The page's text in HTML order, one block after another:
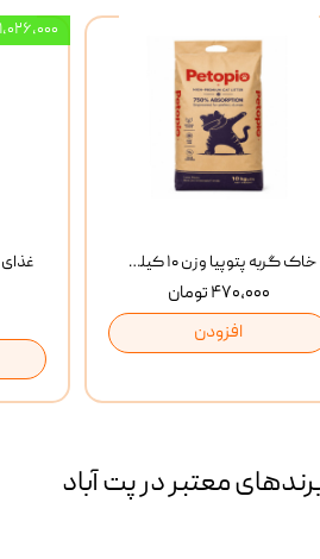
۱,۰۲۶,۰۰۰ تومان
خاک گربه پتوپیا وزن ۱۰ کیلوگرم
۴۷۰,۰۰۰ تومان
افزودن
معتبر در پت آباد